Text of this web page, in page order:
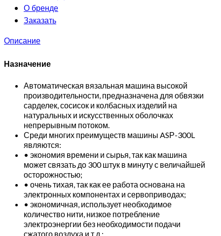
О бренде
Заказать
Описание
Назначение
Автоматическая вязальная машина высокой
производительности, предназначена для обвязки
сарделек, сосисок и колбасных изделий на
натуральных и искусственных оболочках
непрерывным потоком.
Среди многих преимуществ машины ASР-300L
являются:
• экономия времени и сырья, так как машина
может связать до 300 штук в минуту с величайшей
осторожностью;
• очень тихая, так как ее работа основана на
электронных компонентах и сервоприводах;
• экономичная, использует необходимое
количество нити, низкое потребление
электроэнергии без необходимости подачи
сжатого воздуха и т.д.;